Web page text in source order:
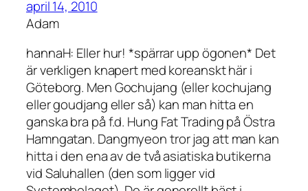
april 14, 2010
Adam
hannaH: Eller hur! *spärrar upp ögonen* Det
är verkligen knapert med koreanskt här i
Göteborg. Men Gochujang (eller kochujang
eller goudjang eller så) kan man hitta en
ganska bra på f.d. Hung Fat Trading på Östra
Hamngatan. Dangmyeon tror jag att man kan
hitta i den ena av de två asiatiska butikerna
vid Saluhallen (den som ligger vid